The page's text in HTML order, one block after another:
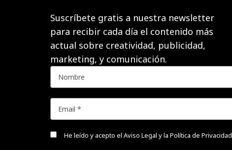
Suscríbete gratis a nuestra newsletter
para recibir cada día el contenido más
actual sobre creatividad, publicidad,
marketing, y comunicación.
He leído y acepto el Aviso Legal y la Política de Privacidad